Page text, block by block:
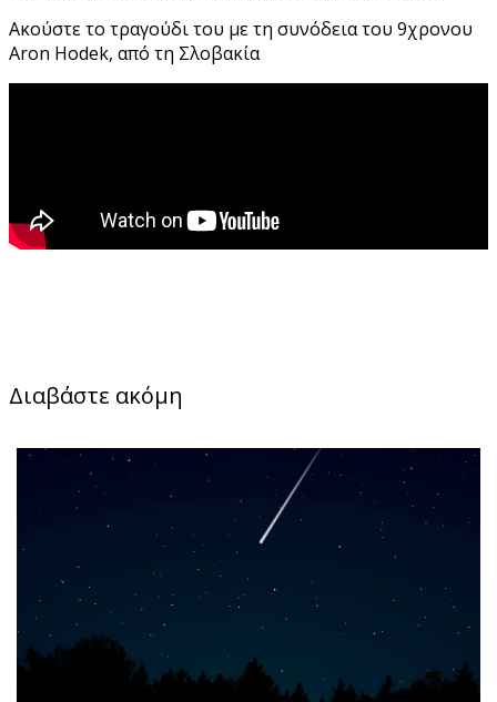
Ακούστε το τραγούδι του με τη συνόδεια του 9χρονου
Aron Hodek, από τη Σλοβακία
Διαβάστε ακόμη